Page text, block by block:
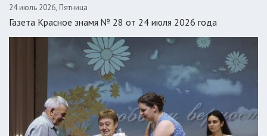
24 июль 2026, Пятница
Газета Красное знамя № 28 от 24 июля 2026 года